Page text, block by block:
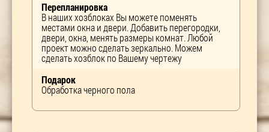
Перепланировка
В наших хозблоках Вы можете поменять
местами окна и двери. Добавить перегородки,
двери, окна, менять размеры комнат. Любой
проект можно сделать зеркально. Можем
сделать хозблок по Вашему чертежу
Подарок
Обработка черного пола